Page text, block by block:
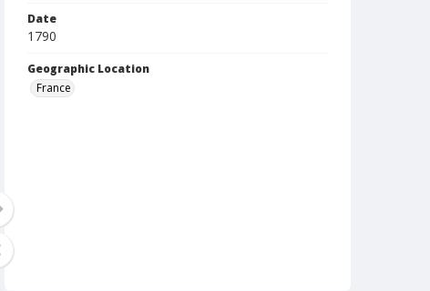
Date
1790
Geographic Location
France